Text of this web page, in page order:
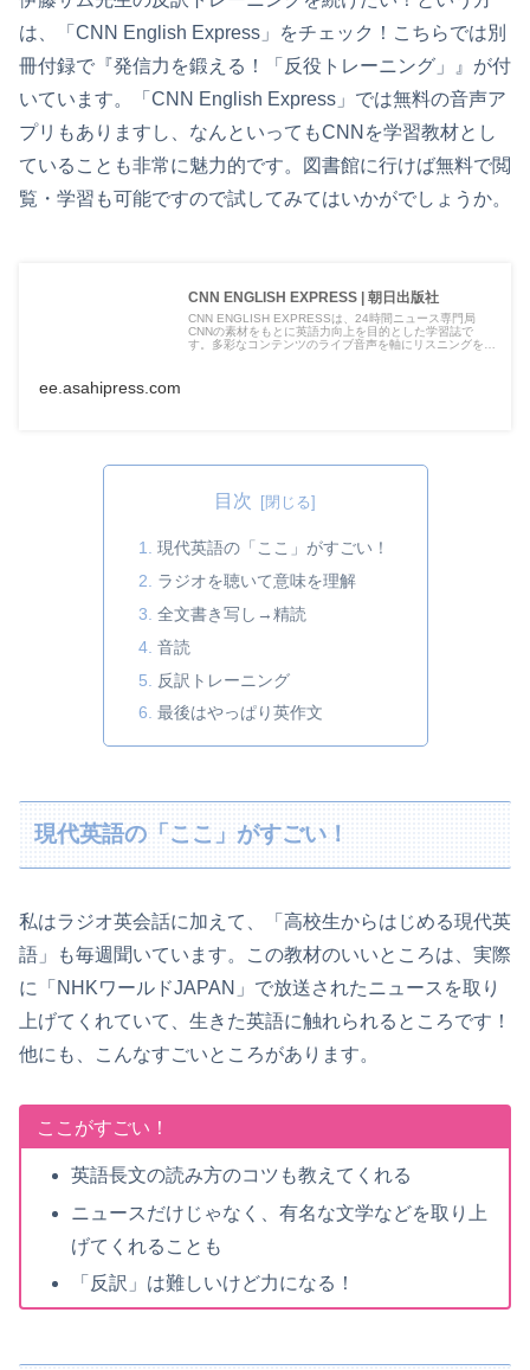
は、「CNN English Express」をチェック！こちらでは別
冊付録で『発信力を鍛える！「反役トレーニング」』が付
いています。「CNN English Express」では無料の音声ア
プリもありますし、なんといってもCNNを学習教材とし
ていることも非常に魅力的です。図書館に行けば無料で閲
覧・学習も可能ですので試してみてはいかがでしょうか。
CNN ENGLISH EXPRESS | 朝日出版社
CNN ENGLISH EXPRESSは、24時間ニュース専門局
CNNの素材をもとに英語力向上を目的とした学習誌で
す。多彩なコンテンツのライブ音声を軸にリスニングを筆
ee.asahipress.com
目次
現代英語の「ここ」がすごい！
ラジオを聴いて意味を理解
全文書き写し→精読
音読
反訳トレーニング
最後はやっぱり英作文
現代英語の「ここ」がすごい！
私はラジオ英会話に加えて、「高校生からはじめる現代英
語」も毎週聞いています。この教材のいいところは、実際
に「NHKワールドJAPAN」で放送されたニュースを取り
上げてくれていて、生きた英語に触れられるところです！
他にも、こんなすごいところがあります。
ここがすごい！
英語長文の読み方のコツも教えてくれる
ニュースだけじゃなく、有名な文学などを取り上
げてくれることも
「反訳」は難しいけど力になる！